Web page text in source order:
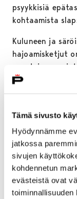
Tämä sivusto
Hyödynnämme
jatkossa
sivujen
kohdennetun
evästeistä ovat
toiminnallisuuden
psyykkisiä
kohtaamista
Kuluneen ja
hajoamisketjut
muodoissa on
toistumaan.
kiertoradoillaan
kattavan
yrittää
Kokonaisuus on
Harmony -sarjan
yrityksestä
leikkelemällä